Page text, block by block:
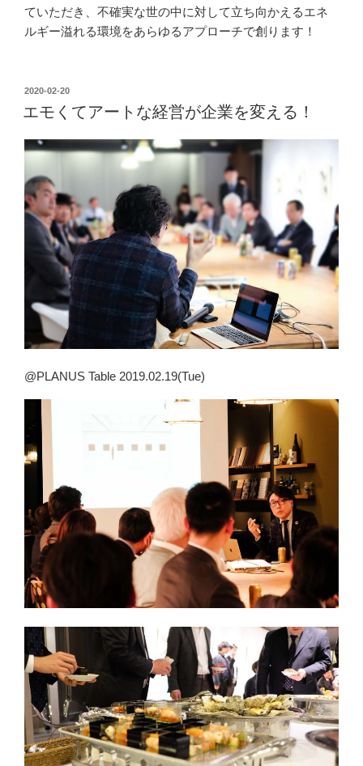
ていただき、不確実な世の中に対して立ち向かえるエネ
ルギー溢れる環境をあらゆるアプローチで創ります！
投
日:
2020-02-20
エモくてアートな経営が企業を変える！
@PLANUS Table 2019.02.19(Tue)